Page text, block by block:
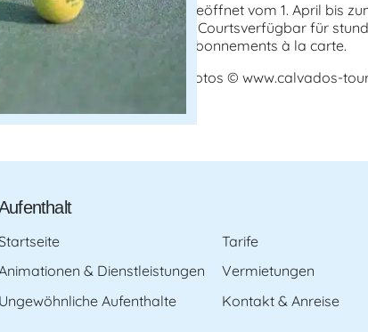
Geöffnet vom 1. April bis
5 Courtsverfügbar für
Abonnements à la carte.
Fotos © www.calvados-
& Dienstleistungen
Ungewöhnliche Aufenthalte
Tarife
Vermietungen
Kontakt & Anreise